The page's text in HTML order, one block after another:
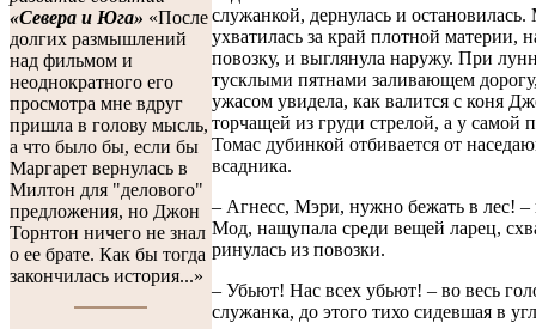
«Севера и Юга» «После
долгих размышлений
над фильмом и
неоднократного его
просмотра мне вдруг
пришла в голову мысль,
а что было бы, если бы
Маргарет вернулась в
Милтон для "делового"
предложения, но Джон
Торнтон ничего не знал
о ее брате. Как бы тогда
закончилась история...»
служанкой, дернулась и
ухватилась за край плотной материи,
повозку, и выглянула наружу. При
тусклыми пятнами заливающем
ужасом увидела, как валится с коня
торчащей из груди стрелой, а у самой
Томас дубинкой отбивается от
всадника.
– Агнесс, Мэри, нужно бежать в лес! –
Мод, нащупала среди вещей ларец,
ринулась из повозки.
– Убьют! Нас всех убьют! – во весь
служанка, до этого тихо сидевшая в